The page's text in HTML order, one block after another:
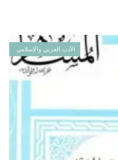
الأدب العربي والإسلامي